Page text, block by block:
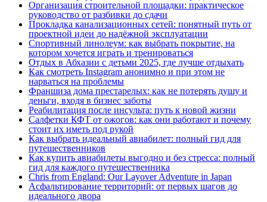
Организация строительной площадки: практическое
руководство от разбивки до сдачи
Прокладка канализационных сетей: понятный путь от
проектной идеи до надёжной эксплуатации
Спортивный линолеум: как выбрать покрытие, на
котором хочется играть и тренироваться
Отдых в Абхазии с детьми 2025, где лучше отдыхать
Как смотреть Instagram анонимно и при этом не
нарваться на проблемы
Франшиза дома престарелых: как не потерять душу и
деньги, входя в бизнес заботы
Реабилитация после инсульта: путь к новой жизни
Салфетки КФТ от ожогов: как они работают и почему
стоит их иметь под рукой
Как выбрать идеальный авиабилет: полный гид для
путешественников
Как купить авиабилеты выгодно и без стресса: полный
гид для каждого путешественника
Chris from England: Our Layover Adventure in Japan
Асфальтирование территорий: от первых шагов до
идеального двора